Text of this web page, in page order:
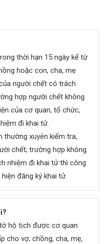
thời hạn 15 ngày kể từ
hoặc con, cha, mẹ
người chết có trách
hợp người chết không
của cơ quan, tổ chức,
đi khai tử.
xuyên kiểm tra,
chết; trường hợp không
nhiệm đi khai tử thì công
đăng ký khai tử.
hộ tịch được cơ quan
cho vợ, chồng, cha, mẹ,